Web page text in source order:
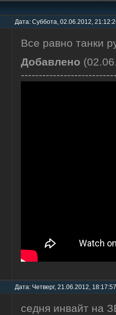
Дата: Суббота, 02.06.2012,
Все равно танки
Добавлено
Дата: Четверг, 21.06.2012,
седня инвайт на